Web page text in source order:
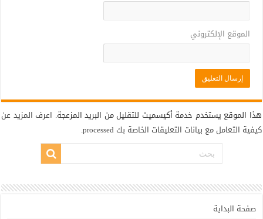
الموقع الإلكتروني
هذا الموقع يستخدم خدمة أكيسميت للتقليل من البريد المزعجة. اعرف المزيد عن
كيفية التعامل مع بيانات التعليقات الخاصة بك processed
.
صفحة البداية